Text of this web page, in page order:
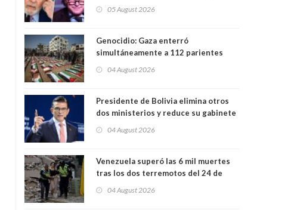
insultos del presidente trasandino
05 August 2026
Genocidio: Gaza enterró
simultáneamente a 112 parientes
funeral de una misma familia. Entre
ancianos
04 August 2026
Presidente de Bolivia elimina otros
dos ministerios y reduce su gabinete
04 August 2026
Venezuela superó las 6 mil muertes
tras los dos terremotos del 24 de
04 August 2026